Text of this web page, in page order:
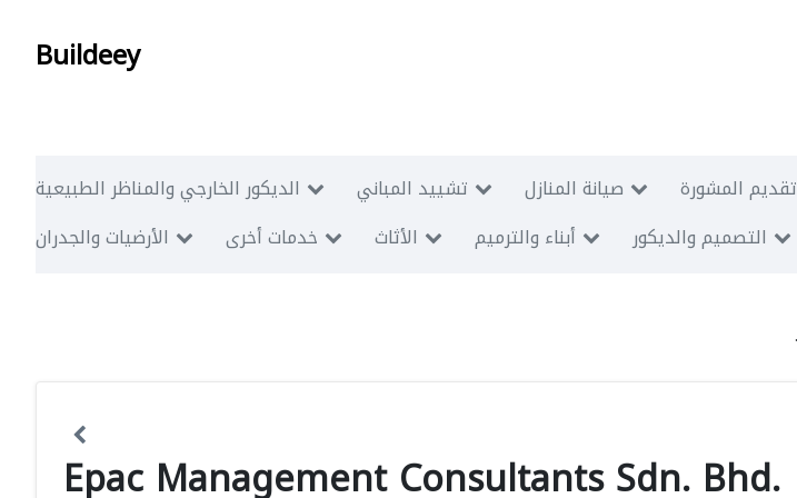
Buildeey
الديكور الخارجي والمناظر الطبيعية تشييد المباني صيانة المنازل تقديم المشورة
الأرضيات والجدران
خدمات أخرى الأثاث أبناء والترميم التصميم والديكور
Epac Management Consultants Sdn. Bhd.